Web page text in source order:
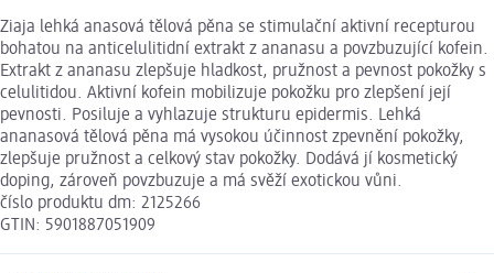
Ziaja lehká anasová tělová pěna se stimulační aktivní recepturou
bohatou na anticelulitidní extrakt z ananasu a povzbuzující kofein.
Extrakt z ananasu zlepšuje hladkost, pružnost a pevnost pokožky s
celulitidou. Aktivní kofein mobilizuje pokožku pro zlepšení její
pevnosti. Posiluje a vyhlazuje strukturu epidermis. Lehká
ananasová tělová pěna má vysokou účinnost zpevnění pokožky,
zlepšuje pružnost a celkový stav pokožky. Dodává jí kosmetický
doping, zároveň povzbuzuje a má svěží exotickou vůni.
číslo produktu dm: 2125266
GTIN: 5901887051909